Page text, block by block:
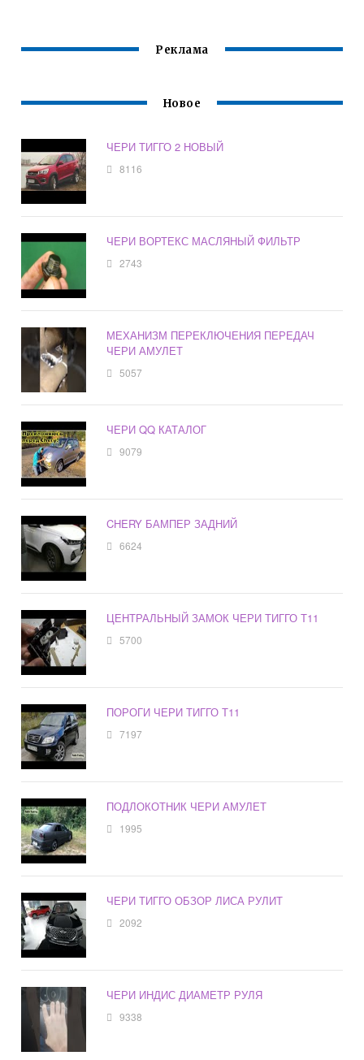
Реклама
Новое
ЧЕРИ ТИГГО 2 НОВЫЙ
8116
ЧЕРИ ВОРТЕКС МАСЛЯНЫЙ ФИЛЬТР
2743
МЕХАНИЗМ ПЕРЕКЛЮЧЕНИЯ ПЕРЕДАЧ
ЧЕРИ АМУЛЕТ
5057
ЧЕРИ QQ КАТАЛОГ
9079
CHERY БАМПЕР ЗАДНИЙ
6624
ЦЕНТРАЛЬНЫЙ ЗАМОК ЧЕРИ ТИГГО Т11
5700
ПОРОГИ ЧЕРИ ТИГГО Т11
7197
ПОДЛОКОТНИК ЧЕРИ АМУЛЕТ
1995
ЧЕРИ ТИГГО ОБЗОР ЛИСА РУЛИТ
2092
ЧЕРИ ИНДИС ДИАМЕТР РУЛЯ
9338